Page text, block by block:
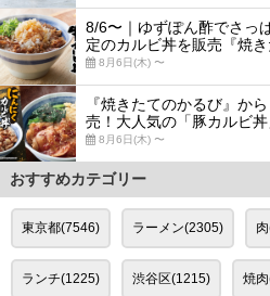
8/6〜｜ゆずぽん酢でさっ
定のカルビ丼を販売『焼き
8月6日(木) 〜
『焼きたてのかるび』か
売！大人気の「豚カルビ
8月6日(木) 〜
おすすめカテゴリー
東京都(7546) ラーメン(2305)
ランチ(1225) 渋谷区(1215) 焼